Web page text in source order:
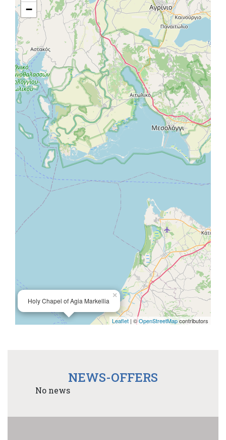
Holy Chapel of Agia Markellia
×
−
Leaflet | ©OpenStreetMapcontributors
NEWS-OFFERS
No news